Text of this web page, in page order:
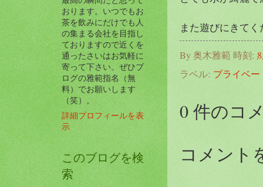
また遊びにきて
By奥木雅範 時刻:
ラベル: プライベー
0 件のコ
コメント
おります。いつでもお
茶を飲みにだけでも人
の集まる会社を目指し
ておりますので近くを
通ったさいはお気軽に
寄って下さい。ぜひブ
ログの雅範指名（無
料）でお願いします
（笑）。
詳細プロフィールを表
示
このブログを検
索